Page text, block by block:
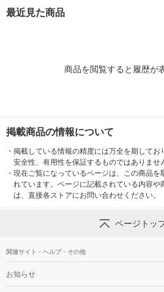
最近見た商品
商品を閲覧すると履歴が
掲載商品の情報について
・ 掲載している情報の精度には万全を期してお
安全性、有用性を保証するものではありませ
・ 現在ご覧になっているページは、この商品を
れています。ページに記載されている内容や
は、直接各ストアにお問い合わせください。
ページトッ
関連サイト・ヘルプ・その他
お知らせ